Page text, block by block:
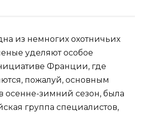
из немногих охотничьих
уделяют особое
Франции, где
пожалуй, основным
осенне-зимний сезон, была
группа специалистов,